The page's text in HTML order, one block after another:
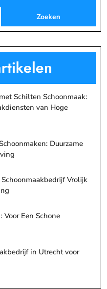
Zoeken
Schilten Schoonmaak:
van Hoge
Duurzame
Vrolijk
Voor Een Schone
in Utrecht voor